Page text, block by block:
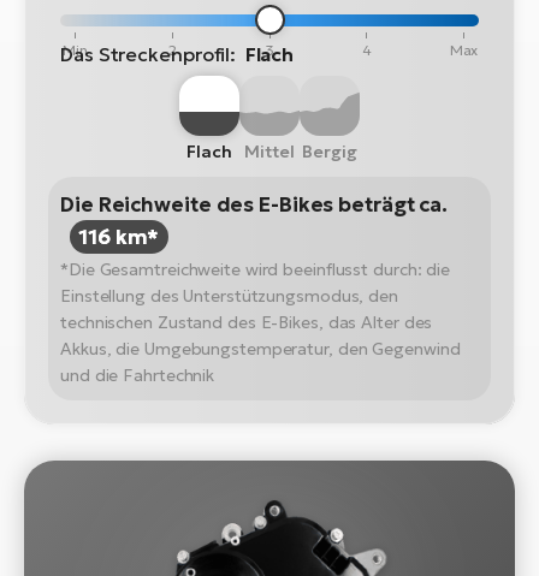
Min 2 3 4 Max
Das Streckenprofil: Flach
Flach Mittel Bergig
Die Reichweite des E-Bikes beträgt ca.
116 km*
*Die Gesamtreichweite wird beeinflusst durch: die
Einstellung des Unterstützungsmodus, den
technischen Zustand des E-Bikes, das Alter des
Akkus, die Umgebungstemperatur, den Gegenwind
und die Fahrtechnik